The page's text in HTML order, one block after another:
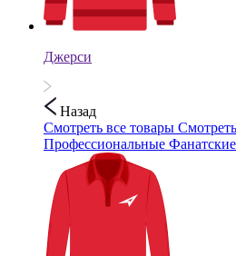
Джерси
Назад
Смотреть все товары
Профессиональные Фанатские